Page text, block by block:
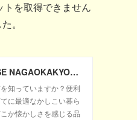
を取得できません
。
SENSE NAGAOKAKYO ～長岡京市のサブサイト～
知っていますか？便利
に最適なかしこい暮ら
か懐かしさを感じる品